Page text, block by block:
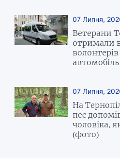
07 Липня,
Ветерани
отримали
07 Липня,
На
пес
чоловіка,
(фото)